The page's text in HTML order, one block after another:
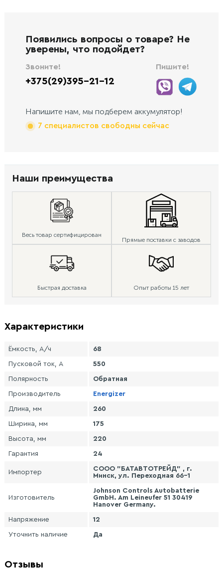
Появились вопросы о товаре? Не
уверены, что подойдет?
Звоните!
+375(29)395-21-12
Пишите!
Напишите нам, мы подберем аккумулятор!
7 специалистов свободны сейчас
Наши преимущества
Весь товар сертифицирован
Прямые поставки с заводов
Быстрая доставка Опыт работы 15 лет
Характеристики
Ёмкость, А/ч 68
Пусковой ток, А 550
Полярность Обратная
Производитель Energizer
Длина, мм 260
Ширина, мм 175
Высота, мм 220
Гарантия 24
Импортер
СООО "БАТАВТОТРЕЙД" , г.
Минск, ул. Переходная 66-1
Изготовитель
Johnson Controls Autobatterie
GmbH. Am Leineufer 51 30419
Hanover Germany.
Напряжение 12
Уточнить наличие Да
Отзывы